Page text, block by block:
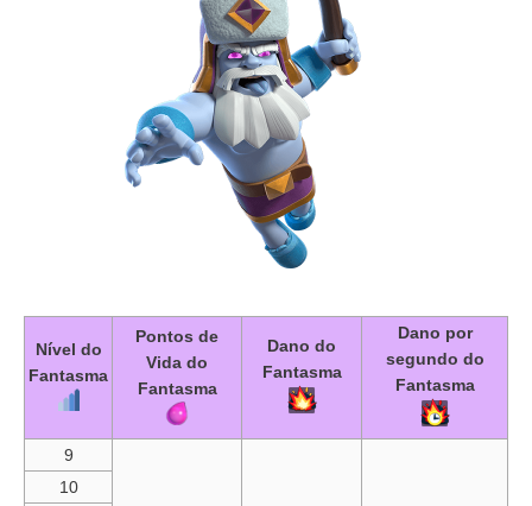
Nível do
Fantasma
Pontos de
Vida do
Fantasma
Dano do
Fantasma
Dano por
segundo do
Fantasma
9
10